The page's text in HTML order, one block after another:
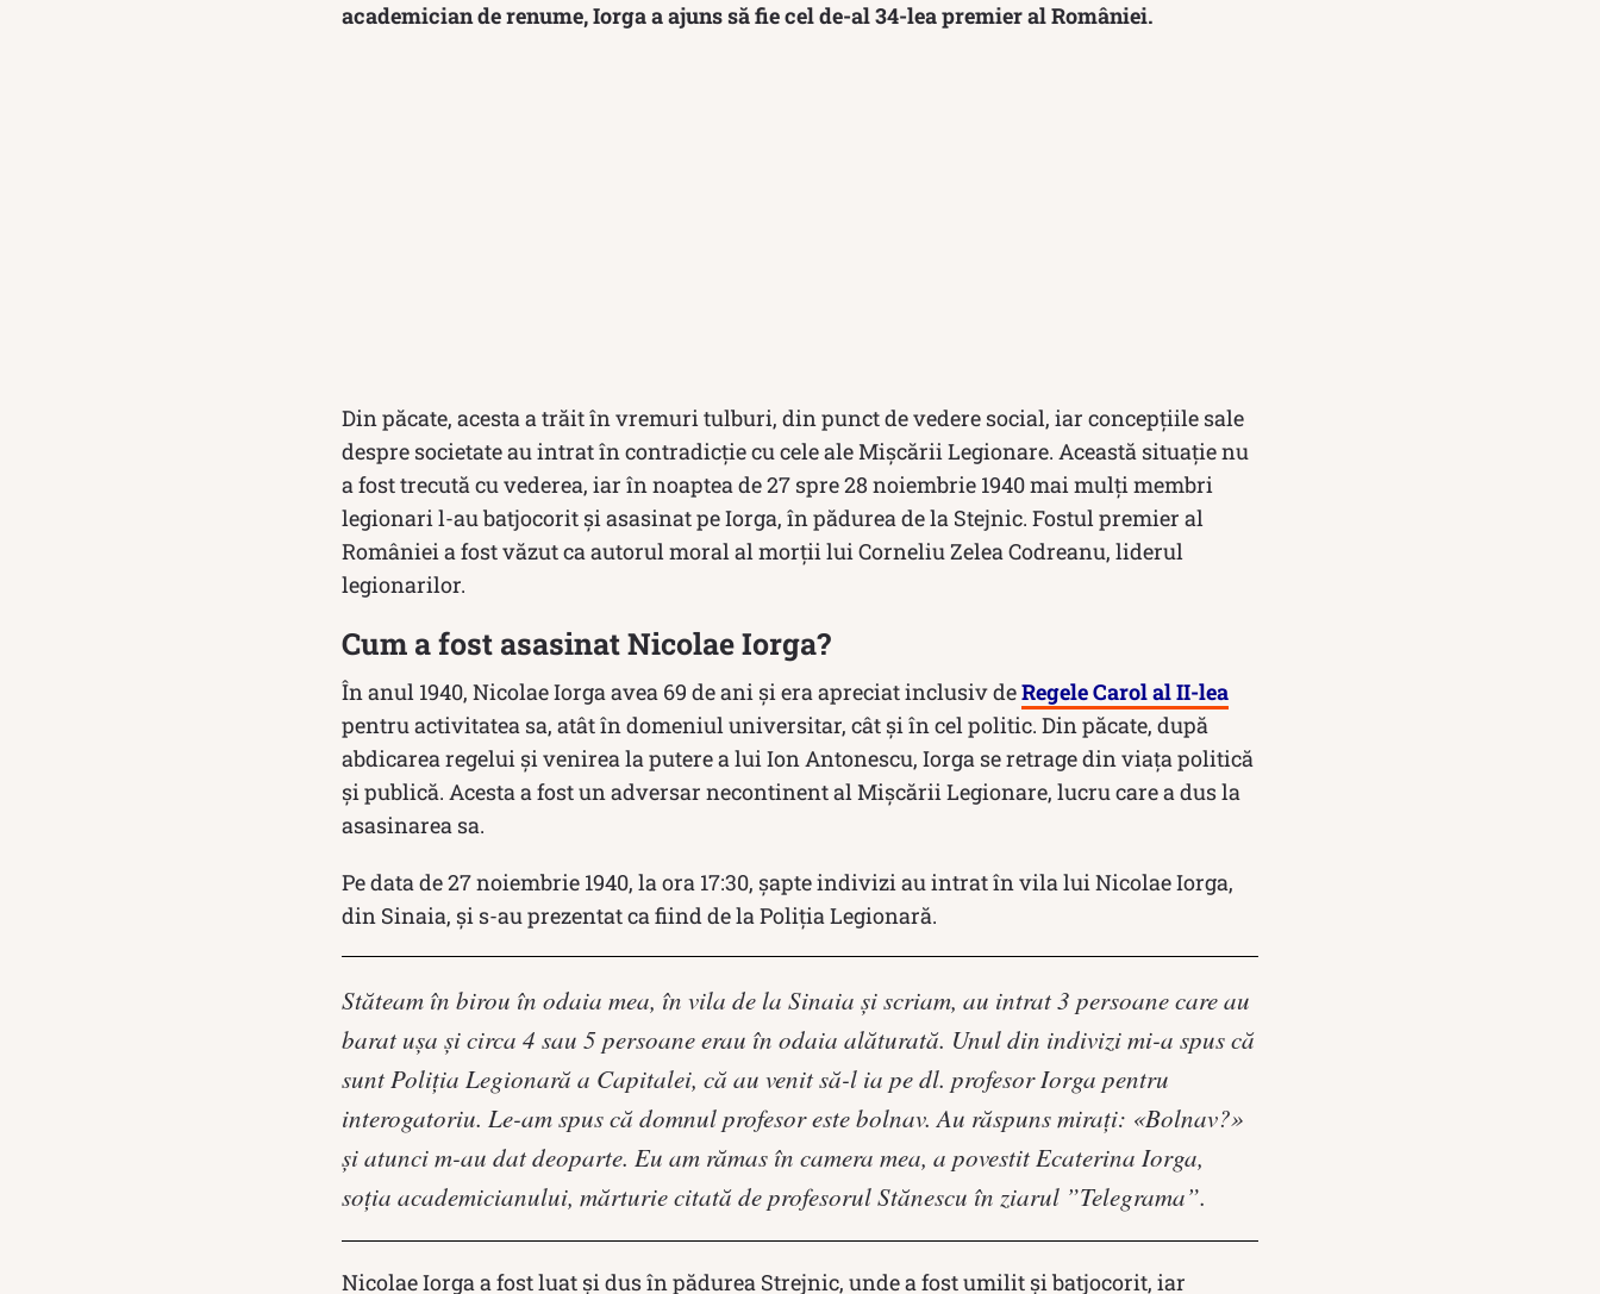
academician de renume, Iorga a ajuns să fie cel de-al 34-lea premier al României.
Din păcate, acesta a trăit în vremuri tulburi, din punct de vedere social, iar concepțiile sale
despre societate au intrat în contradicție cu cele ale Mișcării Legionare. Această situație nu
a fost trecută cu vederea, iar în noaptea de 27 spre 28 noiembrie 1940 mai mulți membri
legionari l-au batjocorit și asasinat pe Iorga, în pădurea de la Stejnic. Fostul premier al
României a fost văzut ca autorul moral al morții lui Corneliu Zelea Codreanu, liderul
legionarilor.
Cum a fost asasinat Nicolae Iorga?
În anul 1940, Nicolae Iorga avea 69 de ani și era apreciat inclusiv deRegele Carol al II-lea
pentru activitatea sa, atât în domeniul universitar, cât și în cel politic. Din păcate, după
abdicarea regelui și venirea la putere a lui Ion Antonescu, Iorga se retrage din viața politică
și publică. Acesta a fost un adversar necontinent al Mișcării Legionare, lucru care a dus la
asasinarea sa.
Pe data de 27 noiembrie 1940, la ora 17:30, șapte indivizi au intrat în vila lui Nicolae Iorga,
din Sinaia, și s-au prezentat ca fiind de la Poliția Legionară.
Stăteam în birou în odaia mea, în vila de la Sinaia şi scriam, au intrat 3 persoane care au
barat uşa şi circa 4 sau 5 persoane erau în odaia alăturată. Unul din indivizi mi-a spus că
sunt Poliţia Legionară a Capitalei, că au venit să-l ia pe dl. profesor Iorga pentru
interogatoriu. Le-am spus că domnul profesor este bolnav. Au răspuns miraţi: «Bolnav?»
şi atunci m-au dat deoparte. Eu am rămas în camera mea, a povestit Ecaterina Iorga,
soţia academicianului, mărturie citată de profesorul Stănescu în ziarul ”Telegrama”.
Nicolae Iorga a fost luat și dus în pădurea Strejnic, unde a fost umilit și batjocorit, iar